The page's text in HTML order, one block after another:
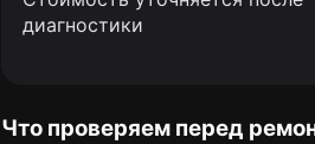
диагностики
Что проверяем перед